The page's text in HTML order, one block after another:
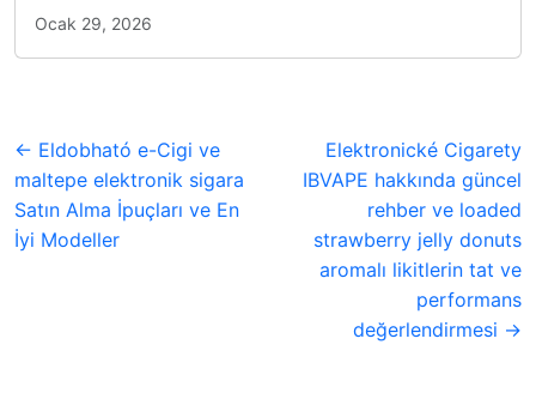
Ocak 29, 2026
← Eldobható e-Cigi ve
maltepe elektronik sigara
Satın Alma İpuçları ve En
İyi Modeller
Elektronické Cigarety
IBVAPE hakkında güncel
rehber ve loaded
strawberry jelly donuts
aromalı likitlerin tat ve
performans
değerlendirmesi →